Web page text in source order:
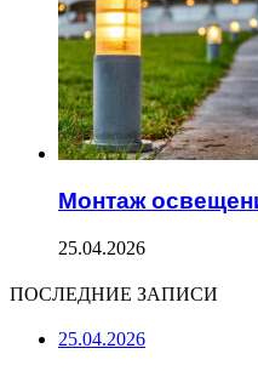
Монтаж
25.04.2026
ПОСЛЕДНИЕ ЗАПИСИ
25.04.2026